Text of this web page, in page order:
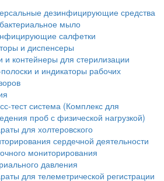
дезинфицирующие средства
мыло
салфетки
и диспенсеры
и контейнеры для стерилизации
и индикаторы рабочих
тест система (Комплекс для
проб с физической нагрузкой)
для холтеровского
сердечной деятельности
мониторирования
давления
для телеметрической регистрации